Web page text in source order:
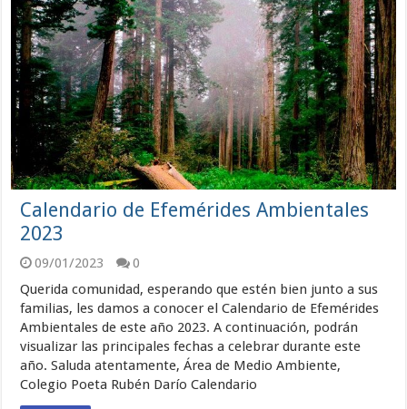
Calendario de Efemérides Ambientales
2023
09/01/2023
0
Querida comunidad, esperando que estén bien junto a sus
familias, les damos a conocer el Calendario de Efemérides
Ambientales de este año 2023. A continuación, podrán
visualizar las principales fechas a celebrar durante este
año. Saluda atentamente, Área de Medio Ambiente,
Colegio Poeta Rubén Darío Calendario